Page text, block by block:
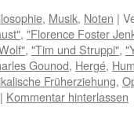
, Musik, Noten |
, "Florence Foster
, "Tim und Struppi",
Gounod, Hergé,
Früherziehung,
| Kommentar hinterlassen